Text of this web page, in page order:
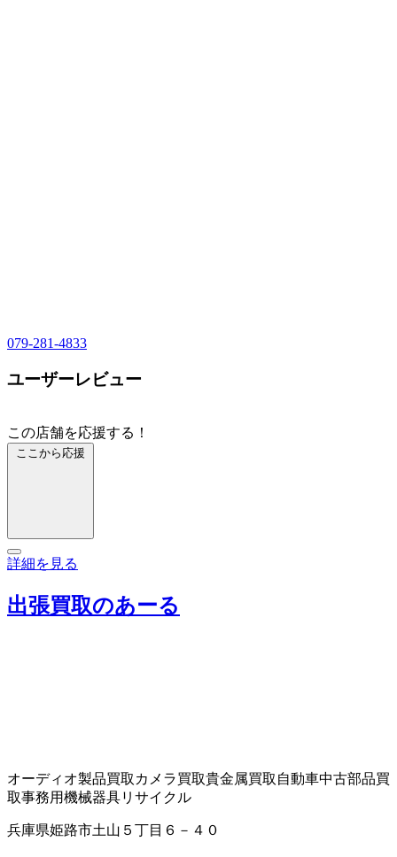
079-281-4833
ユーザーレビュー
この店舗を応援する！
ここから応援
詳細を見る
出張買取のあーる
オーディオ製品買取 カメラ買取貴金属買取 自動車中古部品買
取事務用機械器具リサイクル
兵庫県姫路市土山５丁目６－４０